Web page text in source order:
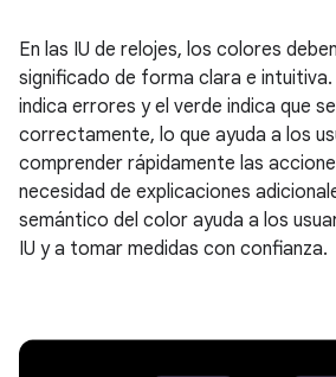
En las IU de relojes, los colores
significado de forma clara e
indica errores y el verde indica que
correctamente, lo que ayuda a los
comprender rápidamente las
necesidad de explicaciones
semántico del color ayuda a los
IU y a tomar medidas con confianza.